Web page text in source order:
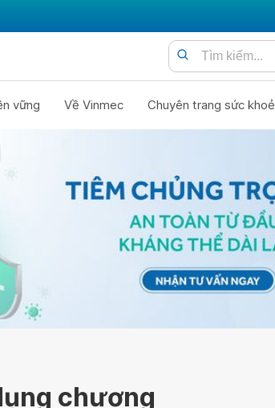
vững Về Vinmec Chuyên trang sức khoẻ
chương